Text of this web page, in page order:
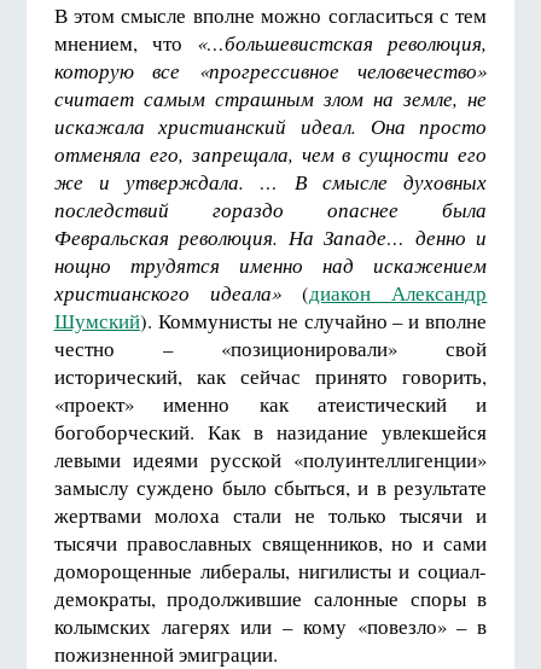
В этом смысле вполне можно согласиться с тем
мнением, что «…большевистская революция,
которую все «прогрессивное человечество»
считает самым страшным злом на земле, не
искажала христианский идеал. Она просто
отменяла его, запрещала, чем в сущности его
же и утверждала. … В смысле духовных
последствий гораздо опаснее была
Февральская революция. На Западе… денно и
нощно трудятся именно над искажением
христианского идеала»(диакон Александр
Шумский). Коммунисты не случайно – и вполне
честно – «позиционировали» свой
исторический, как сейчас принято говорить,
«проект» именно как атеистический и
богоборческий. Как в назидание увлекшейся
левыми идеями русской «полуинтеллигенции»
замыслу суждено было сбыться, и в результате
жертвами молоха стали не только тысячи и
тысячи православных священников, но и сами
доморощенные либералы, нигилисты и социал-
демократы, продолжившие салонные споры в
колымских лагерях или – кому «повезло» – в
пожизненной эмиграции.